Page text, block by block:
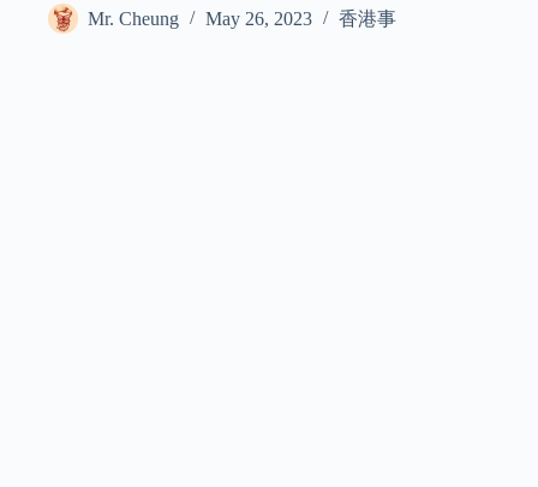
Mr. Cheung May 26, 2023 香港事